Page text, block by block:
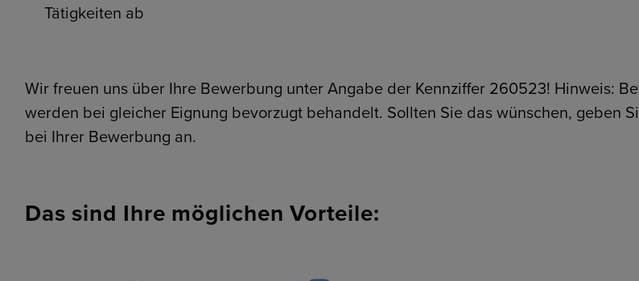
Tätigkeiten ab
Wir freuen uns über Ihre Bewerbung unter Angabe der Kennziffer 260523! Hinweis:
werden bei gleicher Eignung bevorzugt behandelt. Sollten Sie das wünschen, geben
bei Ihrer Bewerbung an.
Das sind Ihre möglichen Vorteile: